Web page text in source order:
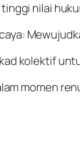
nilai
kolektif
momen